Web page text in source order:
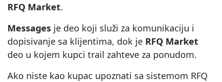
RFQ Market.
Messages je deo koji služi za komunikaciju i
dopisivanje sa klijentima, dok je RFQ Market
deo u kojem kupci trail zahteve za ponudom.
Ako niste kao kupac upoznati sa sistemom RFQ